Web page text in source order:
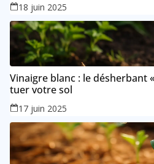
18 juin 2025
Vinaigre blanc : le désherbant
tuer votre sol
17 juin 2025